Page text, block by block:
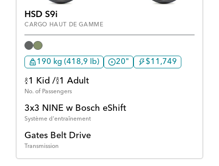
HSD S9i
CARGO HAUT DE GAMME
190 kg (418,9 lb) 20" $11,749
1 Kid / 1 Adult
No. of Passengers
3x3 NINE w Bosch eShift
Système d'entraînement
Gates Belt Drive
Transmission